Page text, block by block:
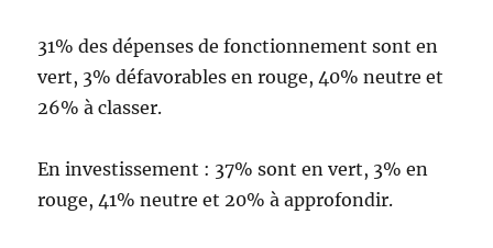
31% des dépenses de fonctionnement sont en
vert, 3% défavorables en rouge, 40% neutre et
26% à classer.
En investissement : 37% sont en vert, 3% en
rouge, 41% neutre et 20% à approfondir.